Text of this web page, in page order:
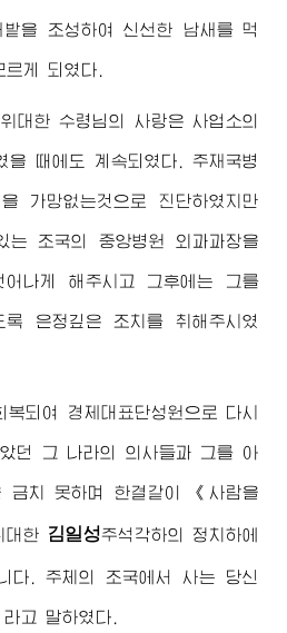
을 조성하여 신선한 남새를 먹
게 되였다.
위대한 수령님의 사랑은 사업소의
을 때에도 계속되였다. 주재국병
가망없는것으로 진단하였지만
는 조국의 중앙병원 외과과장을
어나게 해주시고 그후에는 그를
록 은정깊은 조치를 취해주시였
되여 경제대표단성원으로 다시
던 그 나라의 의사들과 그를 아
금치 못하며 한결같이 《사람을
대한 김일성주석각하의 정치하에
다. 주체의 조국에서 사는 당신
고 말하였다.